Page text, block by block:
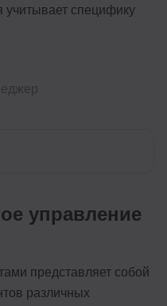
учитывает специфику
управление
представляет собой
различных